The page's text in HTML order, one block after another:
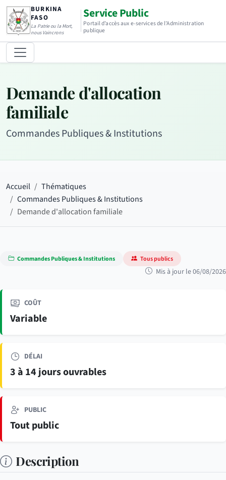
BURKINA
FASO
La Patrie ou la Mort,
nous Vaincrons
Service Public
Portail d’accès aux e-services de l’Administration
publique
Demande d'allocation
familiale
Commandes Publiques & Institutions
Accueil
Thématiques
Commandes Publiques & Institutions
Demande d'allocation familiale
Commandes Publiques & Institutions Tous publics
Mis à jour le 06/08/2026
COÛT
Variable
DÉLAI
3 à 14 jours ouvrables
PUBLIC
Tout public
Description